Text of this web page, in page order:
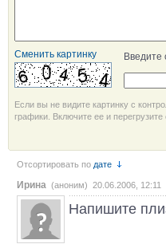
Сменить картинку Введите
Если вы не видите картинку с
графики. Включите ее и перегрузите
Отсортировать по дате
Ирина (аноним) 20.06.2006, 12:11
Напишите